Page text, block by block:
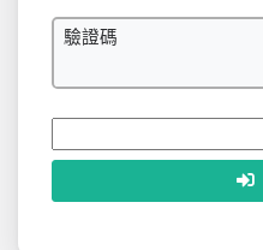
驗證碼